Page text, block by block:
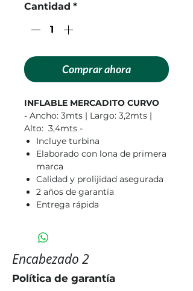
Cantidad *
Comprar ahora
INFLABLE MERCADITO CURVO
- Ancho: 3mts | Largo: 3,2mts |
Alto: 3,4mts -
Incluye turbina
Elaborado con lona de primera
marca
Calidad y prolijidad asegurada
2 años de garantía
Entrega rápida
Encabezado 2
Política de garantía